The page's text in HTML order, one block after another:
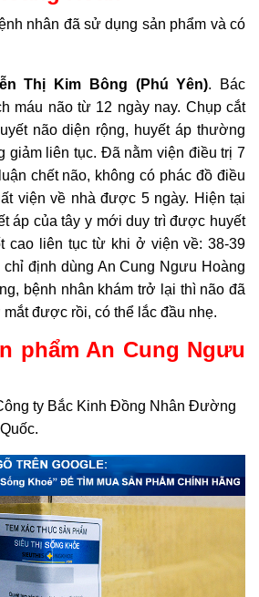
nhân đã sử dụng sản phẩm và có
Thị Kim Bông (Phú Yên). Bác
máu não từ 12 ngày nay. Chụp cắt
não diện rộng, huyết áp thường
giảm liên tục. Đã nằm viện điều trị 7
chết não, không có phác đồ điều
viện về nhà được 5 ngày. Hiện tại
áp của tây y mới duy trì được huyết
cao liên tục từ khi ở viện về: 38-39
định dùng An Cung Ngưu Hoàng
bệnh nhân khám trở lại thì não đã
được rồi, có thể lắc đầu nhẹ.
phẩm An Cung Ngưu
ty Bắc Kinh Đồng Nhân Đường